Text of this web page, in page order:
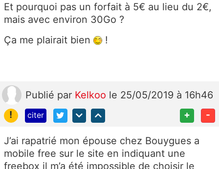
Et pourquoi pas un forfait à 5€ au lieu du 2€,
mais avec environ 30Go ?
Ça me plairait bien
!
Publié par Kelkoo le 25/05/2019 à 16h46
!
citer + -
J’ai rapatrié mon épouse chez Bouygues a
mobile free sur le site en indiquant une
freebox il m’a été impossible de choisir le